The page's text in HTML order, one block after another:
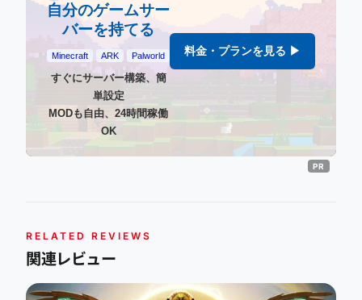
自分のゲームサー
バーを持てる
Minecraft ARK Palworld
すぐにサーバー構築、簡
単設定
MODも自由、24時間稼働
OK
料金・プランを見る ▶
RELATED REVIEWS
関連レビュー